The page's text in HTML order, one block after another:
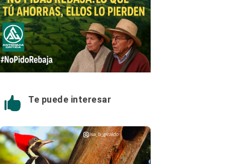
 Te puede interesar